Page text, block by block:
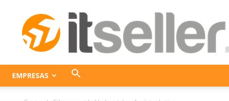
ITseller
EMPRESAS